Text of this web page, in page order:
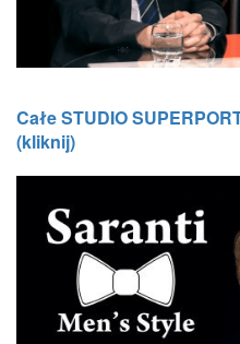
Całe STUDIO
(kliknij)